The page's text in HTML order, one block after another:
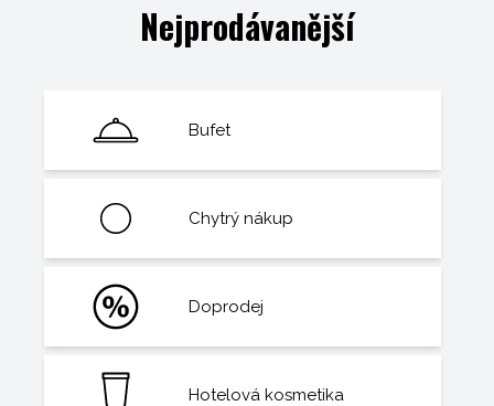
Nejprodávanější
Bufet
Chytrý nákup
Doprodej
Hotelová kosmetika